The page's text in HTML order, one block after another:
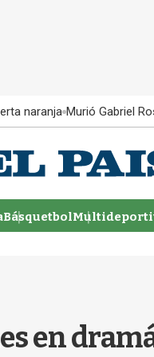
naranja Murió Gabriel
Básquetbol
en